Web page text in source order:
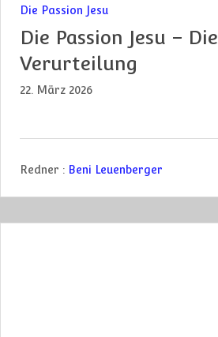
Die Passion Jesu
Die Passion Jesu – Die
Verurteilung
22. März 2026
Redner : Beni Leuenberger